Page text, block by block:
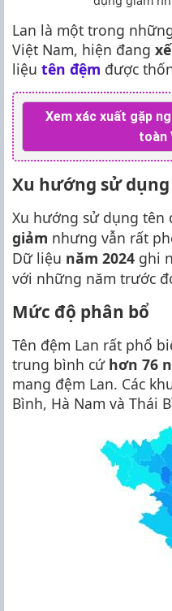
Lan là một trong
Việt Nam, hiện đang
liệu tên đệm được
Xem xác xuất gặp
toàn
Xu hướng sử dụng
Xu hướng sử dụng tên
giảm nhưng vẫn rất
Dữ liệu năm 2024 ghi
với những năm trước
Mức độ phân bổ
Tên đệm Lan rất phổ
trung bình cứ hơn 76
mang đệm Lan. Các
Bình, Hà Nam và Thái